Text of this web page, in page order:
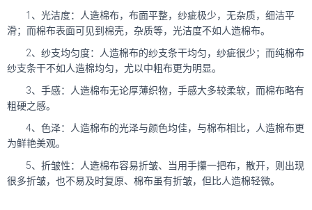
1、光洁度：人造棉布，布面平整，纱疵极少，无杂质，细洁平
滑；而棉布表面可见到棉壳，杂质等，光洁度不如人造棉布。
2、纱支均匀度：人造棉布的纱支条干均匀，纱疵很少；而纯棉布
纱支条干不如人造棉均匀，尤以中粗布更为明显。
3、手感：人造棉布无论厚薄织物，手感大多较柔软，而棉布略有
粗硬之感。
4、色泽：人造棉布的光泽与颜色均佳，与棉布相比，人造棉布更
为鲜艳美观。
5、折皱性：人造棉布容易折皱、当用手攥一把布，散开，则出现
很多折皱，也不易及时复原、棉布虽有折皱，但比人造棉轻微。